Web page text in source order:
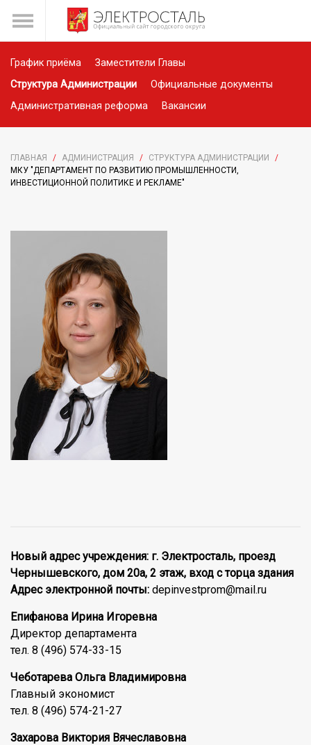
График приёма
Заместители Главы
Структура Администрации
Официальные документы
Административная реформа
Вакансии
ГЛАВНАЯ / АДМИНИСТРАЦИЯ / СТРУКТУРА АДМИНИСТРАЦИИ
/
МКУ "ДЕПАРТАМЕНТ ПО РАЗВИТИЮ ПРОМЫШЛЕННОСТИ,
ИНВЕСТИЦИОННОЙ ПОЛИТИКЕ И РЕКЛАМЕ"
Новый адрес учреждения: г. Электросталь, проезд
Чернышевского, дом 20а, 2 этаж, вход с торца здания
Адрес электронной почты: depinvestprom@mail.ru
Епифанова Ирина Игоревна
Директор департамента
тел. 8 (496) 574-33-15
Чеботарева Ольга Владимировна
Главный экономист
тел. 8 (496) 574-21-27
Захарова Виктория Вячеславовна